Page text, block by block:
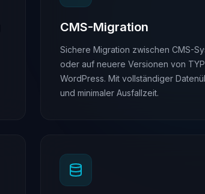
CMS-Migration
Sichere Migration zwischen CMS-
oder auf neuere Versionen von
WordPress. Mit vollständiger
und minimaler Ausfallzeit.